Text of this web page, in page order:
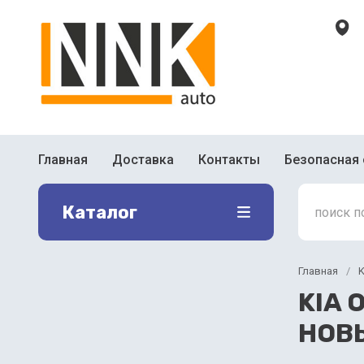
Главная Доставка Контакты Безопасная
Каталог
Главная /
KIA